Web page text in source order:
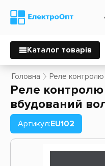
Каталог товарів
Головна Реле контролю
Реле
вбудований
Артикул:EU102